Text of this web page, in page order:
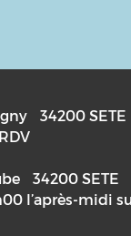
34200 SETE
34200 SETE
l’après-midi